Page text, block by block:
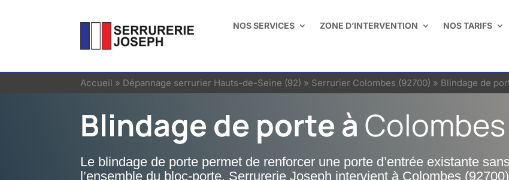
NOS SERVICES ZONE D’INTERVENTION NOS TARIFS
Accueil » Dépannage serrurier Hauts-de-Seine (92) » Serrurier Colombes (92700) » Blindage de
Blindage de porte à
Le blindage de porte permet de renforcer une porte d’entrée existante
l’ensemble du bloc-porte. Serrurerie Joseph intervient à Colombes